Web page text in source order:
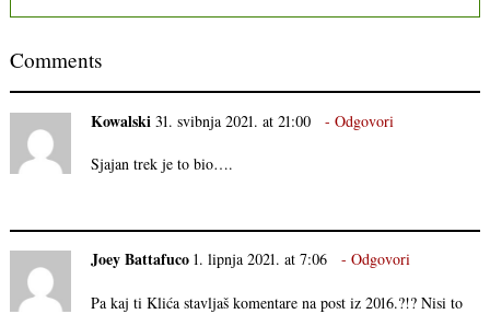
Comments
Kowalski 31. svibnja 2021. at 21:00 Odgovori
Sjajan trek je to bio….
Joey Battafuco 1. lipnja 2021. at 7:06 Odgovori
Pa kaj ti Klića stavljaš komentare na post iz 2016.?!? Nisi to